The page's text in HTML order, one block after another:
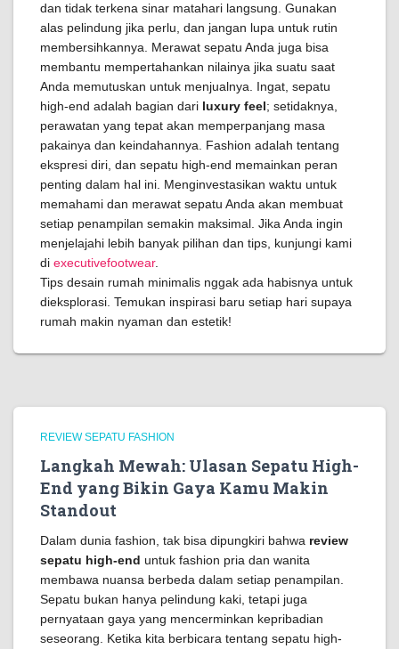
dan tidak terkena sinar matahari langsung. Gunakan
alas pelindung jika perlu, dan jangan lupa untuk rutin
membersihkannya. Merawat sepatu Anda juga bisa
membantu mempertahankan nilainya jika suatu saat
Anda memutuskan untuk menjualnya. Ingat, sepatu
high-end adalah bagian dari luxury feel; setidaknya,
perawatan yang tepat akan memperpanjang masa
pakainya dan keindahannya. Fashion adalah tentang
ekspresi diri, dan sepatu high-end memainkan peran
penting dalam hal ini. Menginvestasikan waktu untuk
memahami dan merawat sepatu Anda akan membuat
setiap penampilan semakin maksimal. Jika Anda ingin
menjelajahi lebih banyak pilihan dan tips, kunjungi kami
di executivefootwear.
Tips desain rumah minimalis nggak ada habisnya untuk
dieksplorasi. Temukan inspirasi baru setiap hari supaya
rumah makin nyaman dan estetik!
REVIEW SEPATU FASHION
Langkah Mewah: Ulasan Sepatu High-
End yang Bikin Gaya Kamu Makin
Standout
Dalam dunia fashion, tak bisa dipungkiri bahwa review
sepatu high-end untuk fashion pria dan wanita
membawa nuansa berbeda dalam setiap penampilan.
Sepatu bukan hanya pelindung kaki, tetapi juga
pernyataan gaya yang mencerminkan kepribadian
seseorang. Ketika kita berbicara tentang sepatu high-